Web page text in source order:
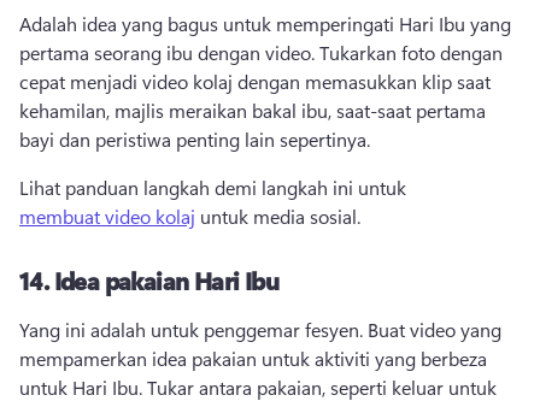
Adalah idea yang bagus untuk memperingati Hari Ibu yang
pertama seorang ibu dengan video. Tukarkan foto dengan
cepat menjadi video kolaj dengan memasukkan klip saat
kehamilan, majlis meraikan bakal ibu, saat-saat pertama
bayi dan peristiwa penting lain sepertinya.
Lihat panduan langkah demi langkah ini untuk
membuat video kolaj untuk media sosial.
14.Idea pakaian Hari Ibu
Yang ini adalah untuk penggemar fesyen. Buat video yang
mempamerkan idea pakaian untuk aktiviti yang berbeza
untuk Hari Ibu. Tukar antara pakaian, seperti keluar untuk